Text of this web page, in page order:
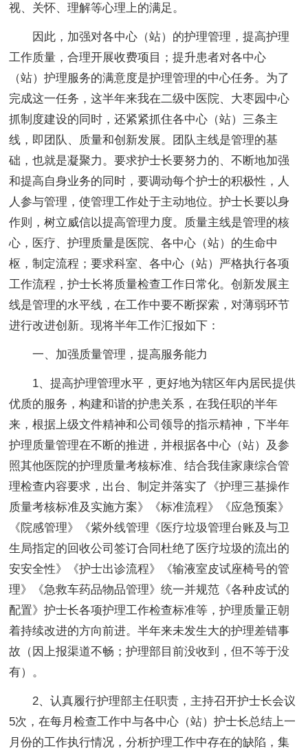
视、关怀、理解等心理上的满足。
因此，加强对各中心（站）的护理管理，提高护理
工作质量，合理开展收费项目；提升患者对各中心
（站）护理服务的满意度是护理管理的中心任务。为了
完成这一任务，这半年来我在二级中医院、大枣园中心
抓制度建设的同时，还紧紧抓住各中心（站）三条主
线，即团队、质量和创新发展。团队主线是管理的基
础，也就是凝聚力。要求护士长要努力的、不断地加强
和提高自身业务的同时，要调动每个护士的积极性，人
人参与管理，使管理工作处于主动地位。护士长要以身
作则，树立威信以提高管理力度。质量主线是管理的核
心，医疗、护理质量是医院、各中心（站）的生命中
枢，制定流程；要求科室、各中心（站）严格执行各项
工作流程，护士长将质量检查工作日常化。创新发展主
线是管理的水平线，在工作中要不断探索，对薄弱环节
进行改进创新。现将半年工作汇报如下：
一、加强质量管理，提高服务能力
1、提高护理管理水平，更好地为辖区年内居民提供
优质的服务，构建和谐的护患关系，在我任职的半年
来，根据上级文件精神和公司领导的指示精神，下半年
护理质量管理在不断的推进，并根据各中心（站）及参
照其他医院的护理质量考核标准、结合我佳家康综合管
理检查内容要求，出台、制定并落实了《护理三基操作
质量考核标准及实施方案》《标准流程》《应急预案》
《院感管理》《紫外线管理《医疗垃圾管理台账及与卫
生局指定的回收公司签订合同杜绝了医疗垃圾的流出的
安安全性》《护士出诊流程》《输液室皮试座椅号的管
理》《急救车药品物品管理》统一并规范《各种皮试的
配置》护士长各项护理工作检查标准等，护理质量正朝
着持续改进的方向前进。半年来未发生大的护理差错事
故（因上报渠道不畅；护理部目前没收到，但不等于没
有）。
2、认真履行护理部主任职责，主持召开护士长会议
5次，在每月检查工作中与各中心（站）护士长总结上一
月份的工作执行情况，分析护理工作中存在的缺陷，集